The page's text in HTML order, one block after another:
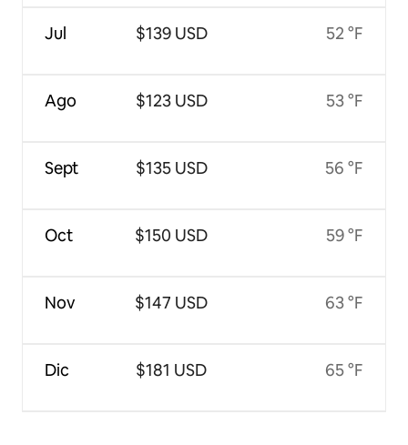
Jul
Ago
Sept
Oct
Nov
Dic
$139 USD
$123 USD
$135 USD
$150 USD
$147 USD
$181 USD
52 °F
53 °F
56 °F
59 °F
63 °F
65 °F